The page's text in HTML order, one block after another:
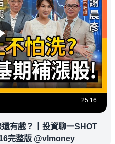
25:16
有戲？｜投資聊一SHOT
完整版 @vlmoney